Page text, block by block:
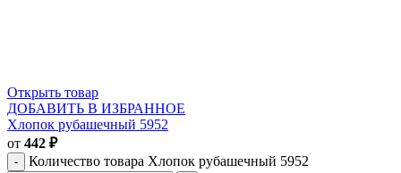
Открыть товар
ДОБАВИТЬ В ИЗБРАННОЕ
Хлопок рубашечный 5952
от 442 ₽
Количество товара Хлопок рубашечный 5952